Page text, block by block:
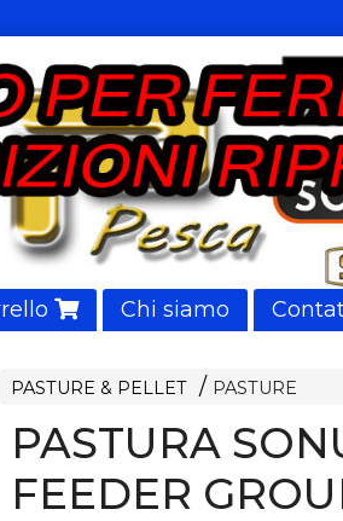
Chi siamo
PASTURE & PELLET PASTURE
PASTURA
FEEDER